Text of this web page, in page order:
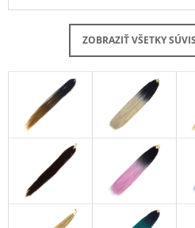
ZOBRAZIŤ VŠETKY